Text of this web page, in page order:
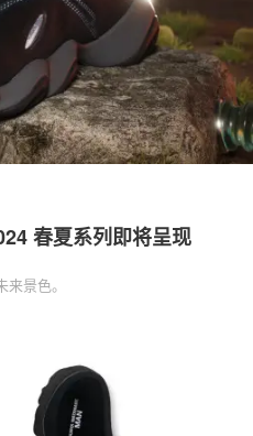
春夏系列即将呈现
景色。